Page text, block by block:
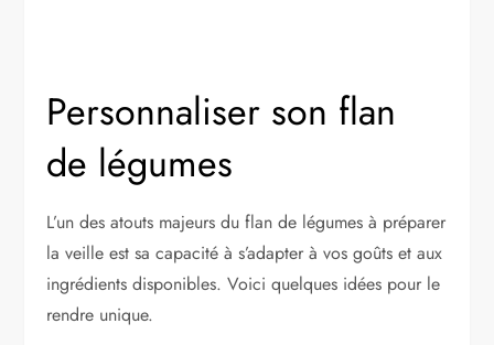
Personnaliser son flan
de légumes
L’un des atouts majeurs du flan de légumes à préparer
la veille est sa capacité à s’adapter à vos goûts et aux
ingrédients disponibles. Voici quelques idées pour le
rendre unique.